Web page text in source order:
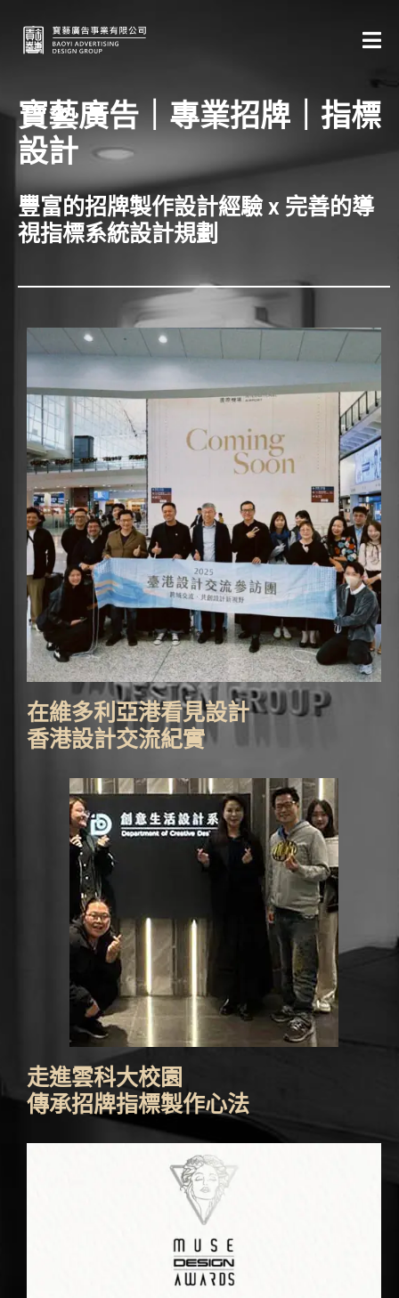
寶藝廣告｜專業招牌｜指標
設計
豐富的招牌製作設計經驗 x 完善的導
視指標系統設計規劃
在維多利亞港看見設計
香港設計交流紀實
走進雲科大校園
傳承招牌指標製作心法